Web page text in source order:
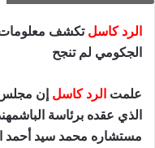
الرد كاسل تكشف معلومات
الجكومي لم تنجح
علمت الرد كاسل إن مجلس
الذي عقده برئاسة
مستشاره محمد سيد